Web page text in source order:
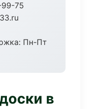
75
Пн-Пт
в